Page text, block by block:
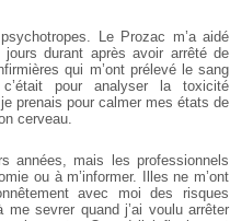
Le Prozac m’a aidé
durant après avoir arrêté de
qui m’ont prélevé le sang
pour analyser la toxicité
prenais pour calmer mes états de
cerveau.
années, mais les professionnels
ou à m’informer. Illes ne m’ont
avec moi des risques
me sevrer quand j’ai voulu arrêter